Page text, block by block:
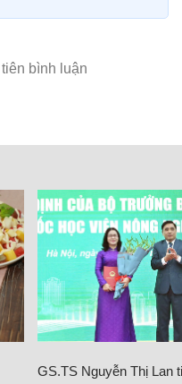
GS.TS Nguyễn Thị Lan